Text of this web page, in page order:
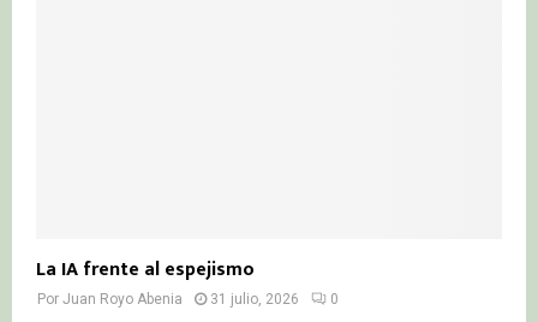
La IA frente al espejismo
Por Juan Royo Abenia 31 julio, 2026 0